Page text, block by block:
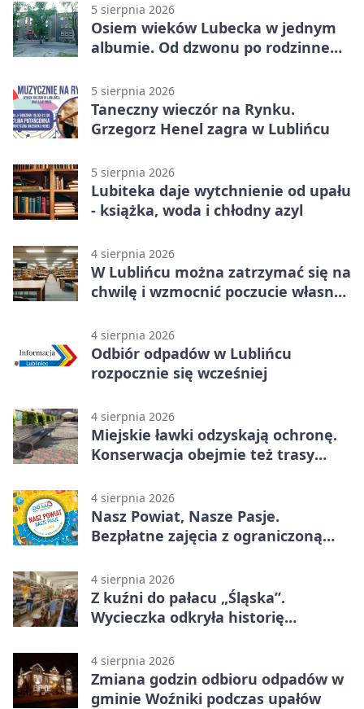
5 sierpnia 2026
Osiem wieków Lubecka w jednym
albumie. Od dzwonu po rodzinne
5 sierpnia 2026
Taneczny wieczór na Rynku.
Grzegorz Henel zagra w Lublińcu
5 sierpnia 2026
Lubiteka daje wytchnienie od upału
- książka, woda i chłodny azyl
4 sierpnia 2026
W Lublińcu można zatrzymać się na
chwilę i wzmocnić poczucie własnej
4 sierpnia 2026
Odbiór odpadów w Lublińcu
rozpocznie się wcześniej
4 sierpnia 2026
Miejskie ławki odzyskają ochronę.
Konserwacja obejmie też trasy
4 sierpnia 2026
Nasz Powiat, Nasze Pasje.
Bezpłatne zajęcia z ograniczoną
4 sierpnia 2026
Z kuźni do pałacu „Śląska”.
Wycieczka odkryła historię
4 sierpnia 2026
Zmiana godzin odbioru odpadów w
gminie Woźniki podczas upałów